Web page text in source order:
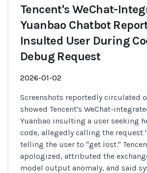
Tencent's WeChat-
Yuanbao Chatbot
Insulted User During
Debug Request
2026-01-02
Screenshots reportedly circulated
showed Tencent's WeChat-
Yuanbao insulting a user seeking
code, allegedly calling the request
telling the user to "get lost."
apologized, attributed the
model output anomaly, and said